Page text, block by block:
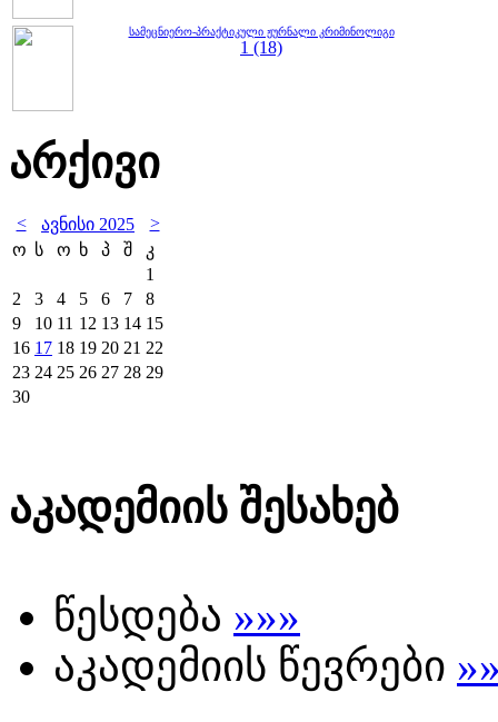
სამეცნიერო-პრაქტიკული ჟურნალი კრიმინოლიგი
1 (18)
არქივი
< ავნისი 2025
>
ო ს ო ხ პ შ
კ
1
2
3 4 5 6 7
8
9
10 11 12 13 14 15
16 17 18 19 20 21 22
23 24 25 26 27 28 29
30
აკადემიის შესახებ
წესდება »»»
აკადემიის წევრები